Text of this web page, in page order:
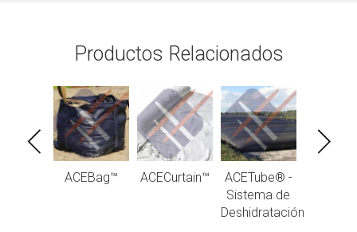
Productos Relacionados
ACEBag™ ACECurtain™
ACETube® -
Sistema de
Deshidratación